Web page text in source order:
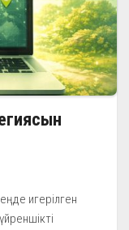
игерілген